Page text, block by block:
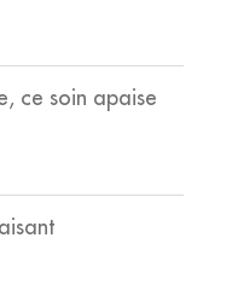
ce soin apaise